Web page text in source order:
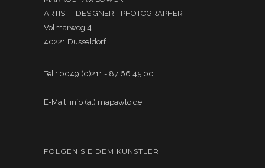
ARTIST - DESIGNER - PHOTOGRAPHER
Volmarweg 4
40221 Düsseldorf
Tel.: 0049 (0)211 - 87 66 45 00
E-Mail: info (ät) mapawlo.de
FOLGEN SIE DEM KÜNSTLER